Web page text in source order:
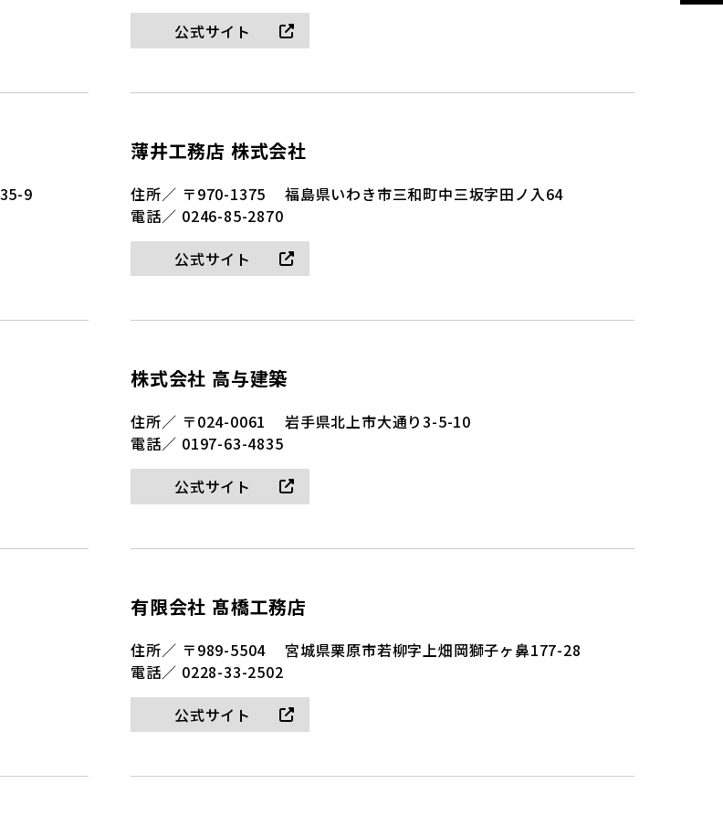
公式サイト
9
薄井工務店 株式会社
住所／ 〒970-1375
福島県いわき市三和町中三坂字田ノ入64
電話／ 0246-85-2870
公式サイト
株式会社 高与建築
住所／ 〒024-0061
岩手県北上市大通り3-5-10
電話／ 0197-63-4835
公式サイト
有限会社 髙橋工務店
住所／ 〒989-5504
宮城県栗原市若柳字上畑岡獅子ヶ鼻177-28
電話／ 0228-33-2502
公式サイト